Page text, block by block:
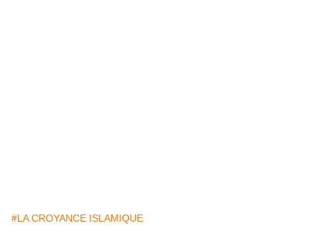
#LA CROYANCE ISLAMIQUE